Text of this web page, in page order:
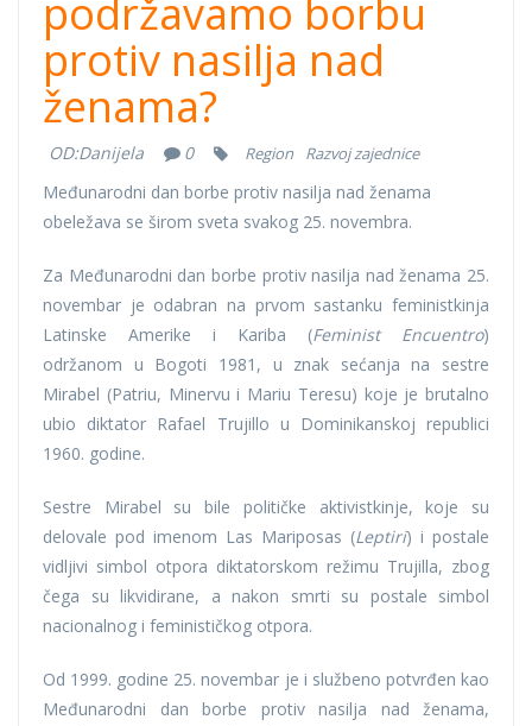
podržavamo borbu
protiv nasilja nad
ženama?
OD:Danijela 0 Region Razvoj zajednice
Međunarodni dan borbe protiv nasilja nad ženama
obeležava se širom sveta svakog 25. novembra.
Za Međunarodni dan borbe protiv nasilja nad ženama 25.
novembar je odabran na prvom sastanku feministkinja
Latinske Amerike i Kariba (Feminist Encuentro)
održanom u Bogoti 1981, u znak sećanja na sestre
Mirabel (Patriu, Minervu i Mariu Teresu) koje je brutalno
ubio diktator Rafael Trujillo u Dominikanskoj republici
1960. godine.
Sestre Mirabel su bile političke aktivistkinje, koje su
delovale pod imenom Las Mariposas (Leptiri) i postale
vidljivi simbol otpora diktatorskom režimu Trujilla, zbog
čega su likvidirane, a nakon smrti su postale simbol
nacionalnog i feminističkog otpora.
Od 1999. godine 25. novembar je i službeno potvrđen kao
Međunarodni dan borbe protiv nasilja nad ženama,